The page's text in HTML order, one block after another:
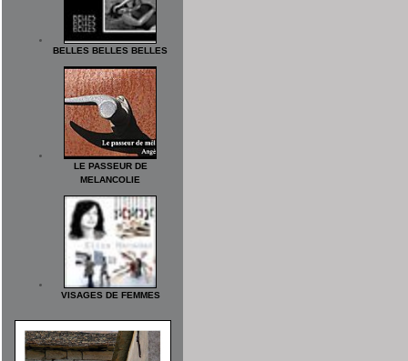
BELLES BELLES BELLES
LE PASSEUR DE
MELANCOLIE
VISAGES DE FEMMES